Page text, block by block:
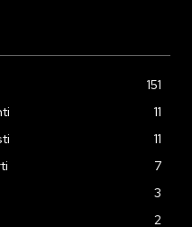
151
11
11
7
3
2